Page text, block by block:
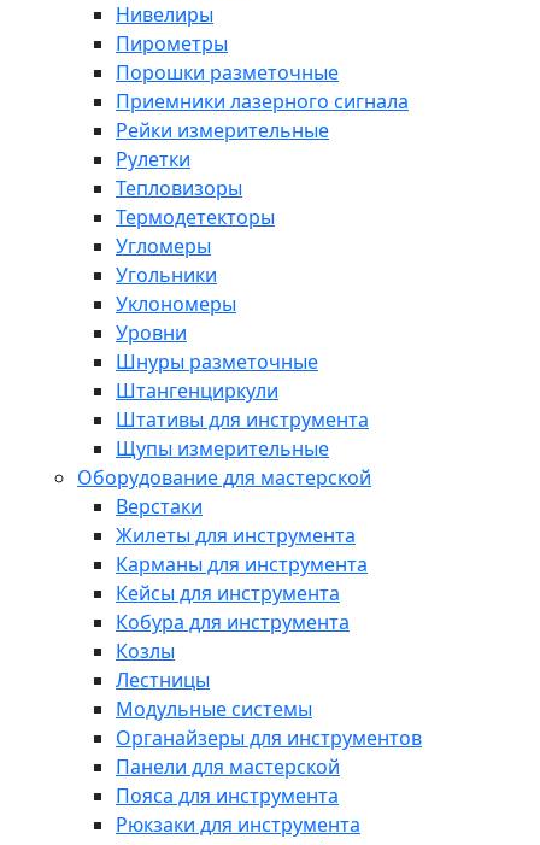
Нивелиры
Пирометры
Порошки разметочные
Приемники лазерного сигнала
Рейки измерительные
Рулетки
Тепловизоры
Термодетекторы
Угломеры
Угольники
Уклономеры
Уровни
Шнуры разметочные
Штангенциркули
Штативы для инструмента
Щупы измерительные
Оборудование для мастерской
Верстаки
Жилеты для инструмента
Карманы для инструмента
Кейсы для инструмента
Кобура для инструмента
Козлы
Лестницы
Модульные системы
Органайзеры для инструментов
Панели для мастерской
Пояса для инструмента
Рюкзаки для инструмента